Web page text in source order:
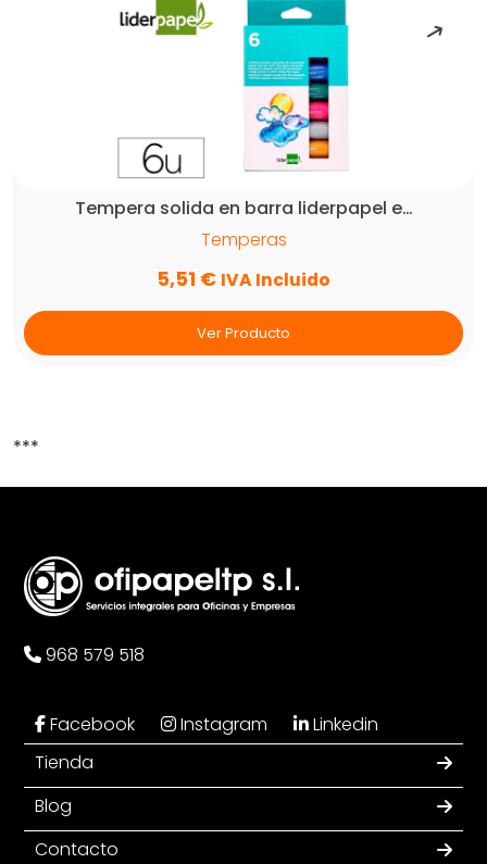
Tempera solida en barra liderpapel e…
Temperas
5,51 € IVA Incluido
Ver Producto
***
968 579 518
Facebook Instagram
Linkedin
Tienda
Blog
Contacto